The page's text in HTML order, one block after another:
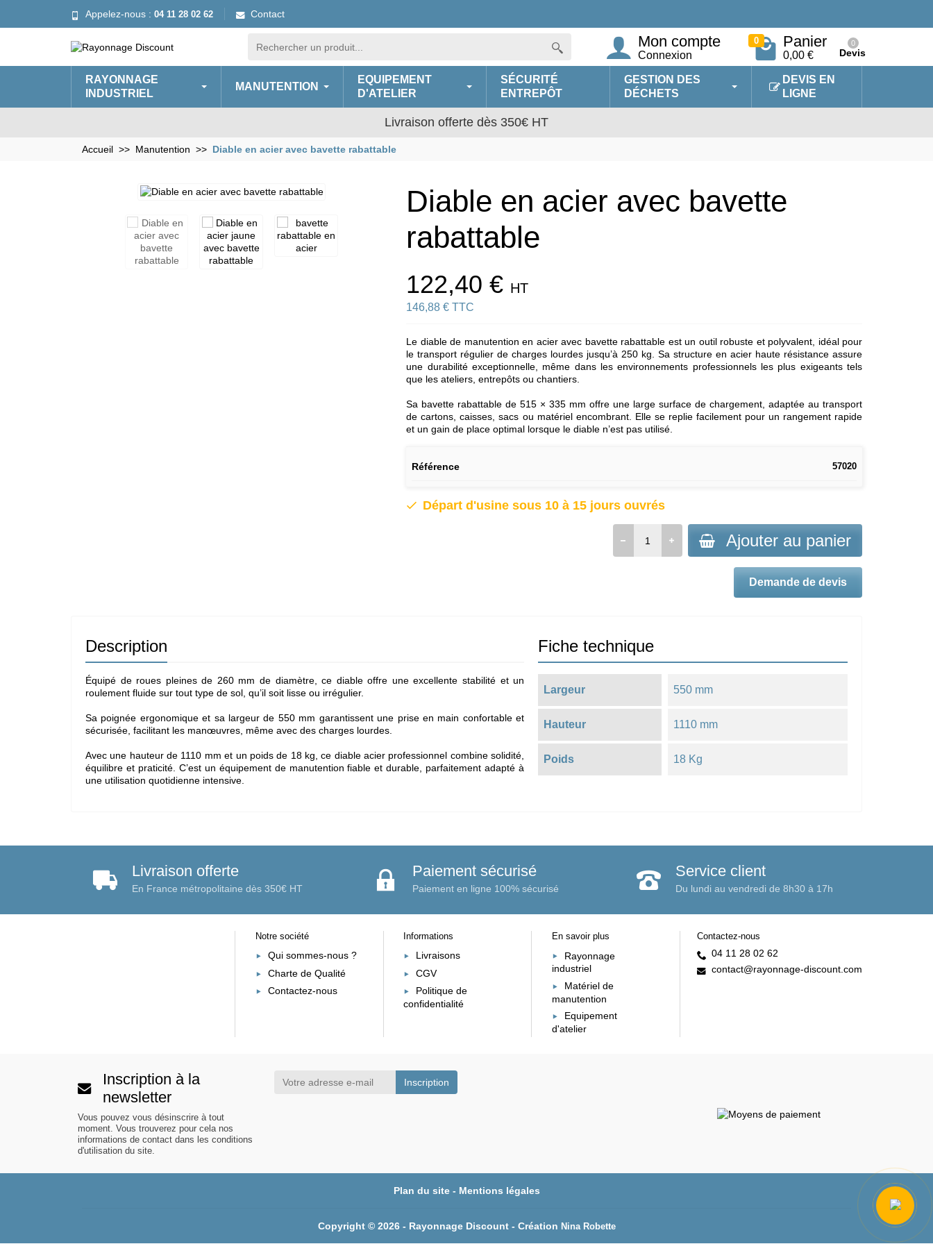
Appelez-nous : 04 11 28 02 62 Contact
Mon compte
Connexion
0 Panier
0,00 € Devis
0
RAYONNAGE
INDUSTRIEL
MANUTENTION
EQUIPEMENT
D'ATELIER
SÉCURITÉ
ENTREPÔT
GESTION DES
DÉCHETS
DEVIS EN
LIGNE
Livraison offerte dès 350€ HT
Accueil Manutention Diable en acier avec bavette rabattable
Diable en acier avec bavette
rabattable
122,40 € HT
146,88 € TTC
Le diable de manutention en acier avec bavette rabattable est un outil robuste et polyvalent, idéal pour
le transport régulier de charges lourdes jusqu’à 250 kg. Sa structure en acier haute résistance assure
une durabilité exceptionnelle, même dans les environnements professionnels les plus exigeants tels
que les ateliers, entrepôts ou chantiers.
Sa bavette rabattable de 515 × 335 mm offre une large surface de chargement, adaptée au transport
de cartons, caisses, sacs ou matériel encombrant. Elle se replie facilement pour un rangement rapide
et un gain de place optimal lorsque le diable n’est pas utilisé.
Référence 57020
Départ d'usine sous 10 à 15 jours ouvrés
Ajouter au panier
Demande de devis
Description
Équipé de roues pleines de 260 mm de diamètre, ce diable offre une excellente stabilité et un
roulement fluide sur tout type de sol, qu’il soit lisse ou irrégulier.
Sa poignée ergonomique et sa largeur de 550 mm garantissent une prise en main confortable et
sécurisée, facilitant les manœuvres, même avec des charges lourdes.
Avec une hauteur de 1110 mm et un poids de 18 kg, ce diable acier professionnel combine solidité,
équilibre et praticité. C’est un équipement de manutention fiable et durable, parfaitement adapté à
une utilisation quotidienne intensive.
Fiche technique
Largeur 550 mm
Hauteur 1110 mm
Poids 18 Kg
Livraison offerte
En France métropolitaine dès 350€ HT
Paiement sécurisé
Paiement en ligne 100% sécurisé
Service client
Du lundi au vendredi de 8h30 à 17h
Notre société
Qui sommes-nous ?
Charte de Qualité
Contactez-nous
Informations
Livraisons
CGV
Politique de
confidentialité
En savoir plus
Rayonnage
industriel
Matériel de
manutention
Equipement
d'atelier
Contactez-nous
04 11 28 02 62
contact@rayonnage-discount.com
Inscription à la
newsletter
Vous pouvez vous désinscrire à tout
moment. Vous trouverez pour cela nos
informations de contact dans les conditions
d'utilisation du site.
Plan du site- Mentions légales
Copyright © 2026 - Rayonnage Discount - Création Nina Robette